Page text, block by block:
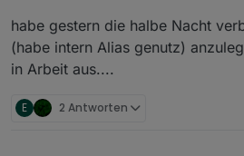
habe gestern die halbe Nacht
(habe intern Alias genutz)
in Arbeit aus....
E 2 Antworten